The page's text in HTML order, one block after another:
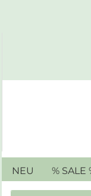
NEU % SALE